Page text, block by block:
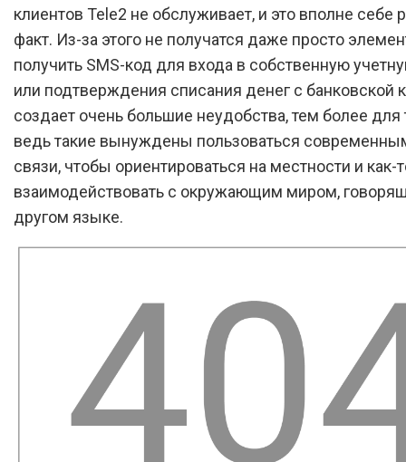
клиентов Tele2 не обслуживает, и это вполне себе
факт. Из-за этого не получатся даже просто
получить SMS-код для входа в собственную
или подтверждения списания денег с банковской
создает очень большие неудобства, тем более для
ведь такие вынуждены пользоваться
связи, чтобы ориентироваться на местности и как-
взаимодействовать с окружающим миром,
другом языке.